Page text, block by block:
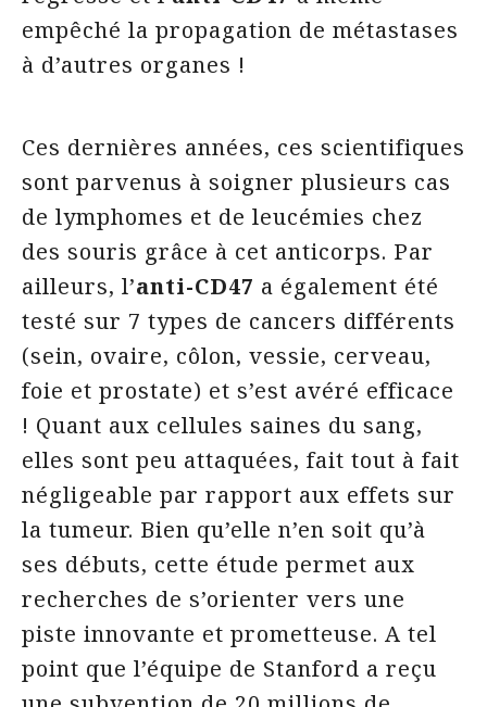
empêché la propagation de métastases
à d’autres organes !
Ces dernières années, ces scientifiques
sont parvenus à soigner plusieurs cas
de lymphomes et de leucémies chez
des souris grâce à cet anticorps. Par
ailleurs, l’anti-CD47 a également été
testé sur 7 types de cancers différents
(sein, ovaire, côlon, vessie, cerveau,
foie et prostate) et s’est avéré efficace
! Quant aux cellules saines du sang,
elles sont peu attaquées, fait tout à fait
négligeable par rapport aux effets sur
la tumeur. Bien qu’elle n’en soit qu’à
ses débuts, cette étude permet aux
recherches de s’orienter vers une
piste innovante et prometteuse. A tel
point que l’équipe de Stanford a reçu